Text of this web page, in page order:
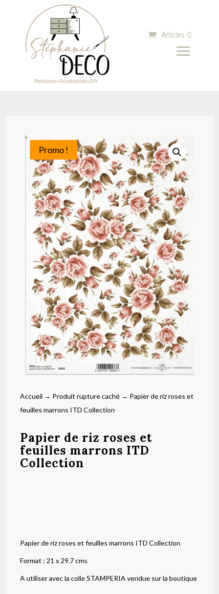
Articles 0
Accueil → Produit rupture caché → Papier de riz roses et
feuilles marrons ITD Collection
Papier de riz roses et
feuilles marrons ITD
Collection
Papier de riz roses et feuilles marrons ITD Collection
Format : 21 x 29.7 cms
A utiliser avec la colle STAMPERIA vendue sur la boutique
Promo !